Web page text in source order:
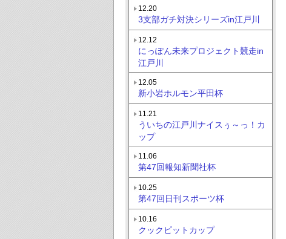
12.20
3支部ガチ対決シリーズin江戸川
12.12
にっぽん未来プロジェクト競走in
江戸川
12.05
新小岩ホルモン平田杯
11.21
ういちの江戸川ナイスぅ～っ！カ
ップ
11.06
第47回報知新聞社杯
10.25
第47回日刊スポーツ杯
10.16
クックピットカップ